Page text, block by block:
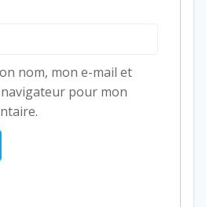
nom, mon e-mail et
pour mon